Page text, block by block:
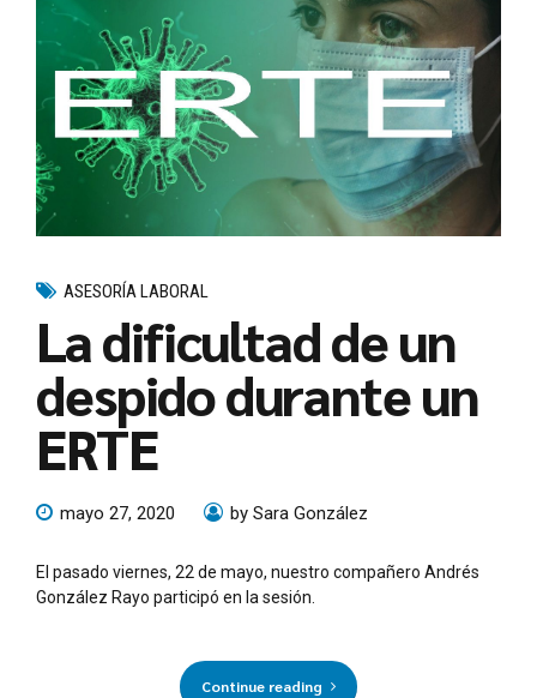
ASESORÍA LABORAL
La dificultad de un
despido durante un
ERTE
mayo 27, 2020 by Sara González
El pasado viernes, 22 de mayo, nuestro compañero Andrés
González Rayo participó en la sesión.
Continue reading